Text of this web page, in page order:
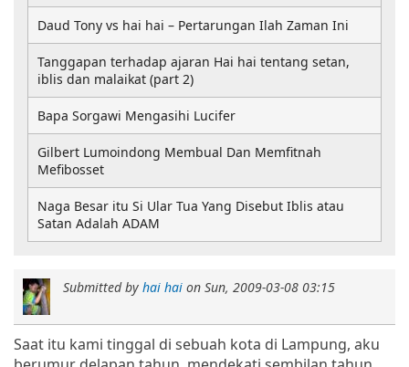
Submitted by hai hai on Sun, 2009-03-08 03:15
Saat itu kami tinggal di sebuah kota di Lampung, aku
Daud Tony vs hai hai – Pertarungan Ilah Zaman Ini
Tanggapan terhadap ajaran Hai hai tentang setan,
iblis dan malaikat (part 2)
Bapa Sorgawi Mengasihi Lucifer
Gilbert Lumoindong Membual Dan Memfitnah
Mefibosset
Naga Besar itu Si Ular Tua Yang Disebut Iblis atau
Satan Adalah ADAM